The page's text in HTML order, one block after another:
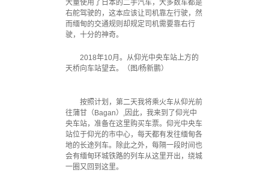
大量使用了日本的二手汽车，大多数车都是
右舵驾驶的，这本应该让司机靠左行驶，然
而缅甸的交通规则却规定司机需要靠右行
驶，十分的神奇。
2018年10月。从仰光中央车站上方的
天桥向车站望去。（图/杨新鹏）
按照计划，第二天我将乘火车从仰光前
往蒲甘（Bagan）,因此，我来到了仰光中
央车站，准备在这里购买车票。仰光中央车
站位于仰光的市中心，每天都有发往缅甸各
地的长途列车。除此之外，每隔一段时间也
会有缅甸环城铁路的列车从这里开出，绕城
一圈又回到这里。